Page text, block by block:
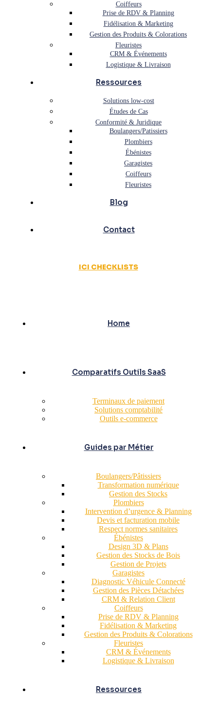
Coiffeurs
Prise de RDV & Planning
Fidélisation & Marketing
Gestion des Produits & Colorations
Fleuristes
CRM & Événements
Logistique & Livraison
Ressources
Solutions low-cost
Études de Cas
Conformité & Juridique
Boulangers/Patissiers
Plombiers
Ébénistes
Garagistes
Coiffeurs
Fleuristes
Blog
Contact
ICI CHECKLISTS
Home
Comparatifs Outils SaaS
Terminaux de paiement
Solutions comptabilité
Outils e-commerce
Guides par Métier
Boulangers/Pâtissiers
Transformation numérique
Gestion des Stocks
Plombiers
Intervention d’urgence & Planning
Devis et facturation mobile
Respect normes sanitaires
Ébénistes
Design 3D & Plans
Gestion des Stocks de Bois
Gestion de Projets
Garagistes
Diagnostic Véhicule Connecté
Gestion des Pièces Détachées
CRM & Relation Client
Coiffeurs
Prise de RDV & Planning
Fidélisation & Marketing
Gestion des Produits & Colorations
Fleuristes
CRM & Événements
Logistique & Livraison
Ressources